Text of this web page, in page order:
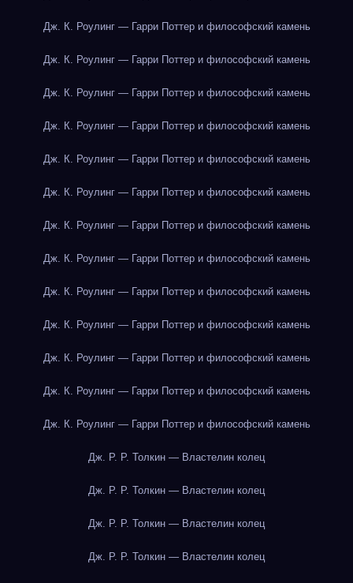
Дж. К. Роулинг — Гарри Поттер и философский камень
Дж. К. Роулинг — Гарри Поттер и философский камень
Дж. К. Роулинг — Гарри Поттер и философский камень
Дж. К. Роулинг — Гарри Поттер и философский камень
Дж. К. Роулинг — Гарри Поттер и философский камень
Дж. К. Роулинг — Гарри Поттер и философский камень
Дж. К. Роулинг — Гарри Поттер и философский камень
Дж. К. Роулинг — Гарри Поттер и философский камень
Дж. К. Роулинг — Гарри Поттер и философский камень
Дж. К. Роулинг — Гарри Поттер и философский камень
Дж. К. Роулинг — Гарри Поттер и философский камень
Дж. К. Роулинг — Гарри Поттер и философский камень
Дж. К. Роулинг — Гарри Поттер и философский камень
Дж. Р. Р. Толкин — Властелин колец
Дж. Р. Р. Толкин — Властелин колец
Дж. Р. Р. Толкин — Властелин колец
Дж. Р. Р. Толкин — Властелин колец